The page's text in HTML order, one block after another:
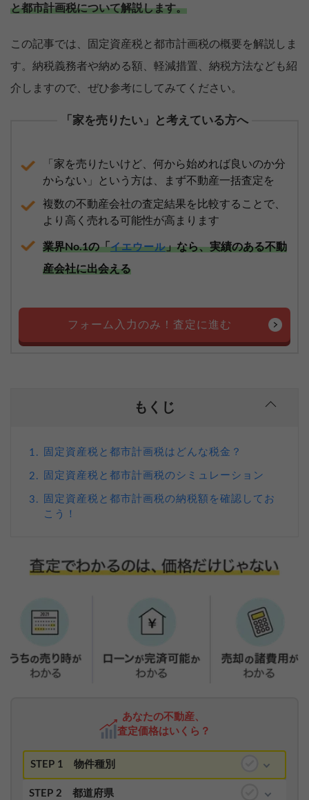
と都市計画税について解説します。
この記事では、固定資産税と都市計画税の概要を解説しま
す。納税義務者や納める額、軽減措置、納税方法なども紹
介しますので、ぜひ参考にしてみてください。
「家を売りたい」と考えている方へ
「家を売りたいけど、何から始めれば良いのか分
からない」という方は、まず不動産一括査定を
複数の不動産会社の査定結果を比較することで、
より高く売れる可能性が高まります
業界No.1の「イエウール」なら、実績のある不動
産会社に出会える
フォーム入力のみ！査定に進む
もくじ
1. 固定資産税と都市計画税はどんな税金？
2. 固定資産税と都市計画税のシミュレーション
3.
固定資産税と都市計画税の納税額を確認してお
こう！
あなたの不動産、
査定価格はいくら？
STEP 1 物件種別
STEP 2 都道府県